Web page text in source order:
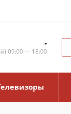
09:00 — 18:00